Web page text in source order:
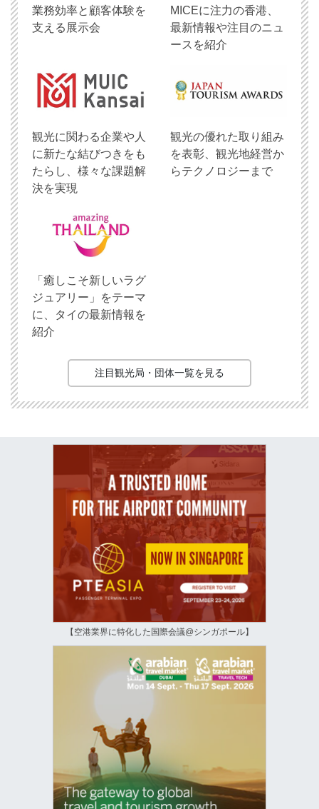
業務効率と顧客体験を
支える展示会
MICEに注力の香港、
最新情報や注目のニュ
ースを紹介
観光に関わる企業や人
に新たな結びつきをも
たらし、様々な課題解
決を実現
観光の優れた取り組み
を表彰、観光地経営か
らテクノロジーまで
「癒しこそ新しいラグ
ジュアリー」をテーマ
に、タイの最新情報を
紹介
注目観光局・団体一覧を見る
【空港業界に特化した国際会議@シンガポール】